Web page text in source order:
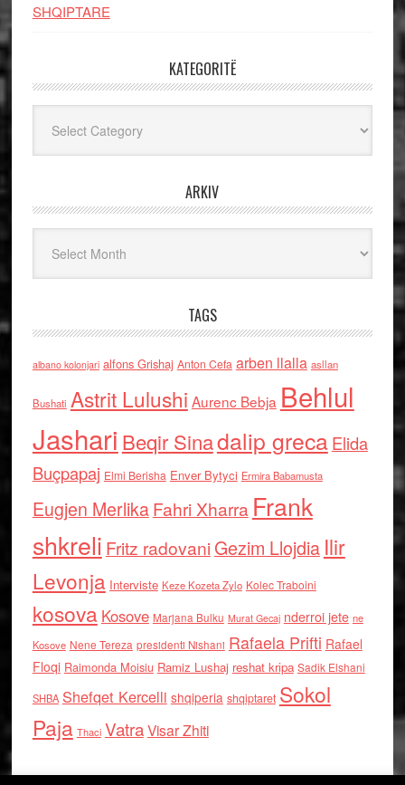
SHQIPTARE
KATEGORITË
ARKIV
TAGS
albano kolonjari alfons Grishaj Anton Cefa arben llalla asllan
Bushati Astrit Lulushi Aurenc Bebja Behlul
Jashari Beqir Sinadalip grecaElida
Buçpapaj Elmi Berisha Enver Bytyci Ermira Babamusta
Eugjen MerlikaFahri Xharra Frank
shkreli Fritz radovaniGezim Llojdia Ilir
Levonja Interviste Keze Kozeta Zylo Kolec Traboini
kosova Kosove Marjana Bulku Murat Gecaj nderroi jete ne
Kosove Nene Tereza presidenti Nishani Rafaela Prifti Rafael
Floqi Raimonda Moisiu Ramiz Lushaj reshat kripa Sadik Elshani
SHBA Shefqet Kercelli shqiperia shqiptaret Sokol
Paja Thaci VatraVisar Zhiti